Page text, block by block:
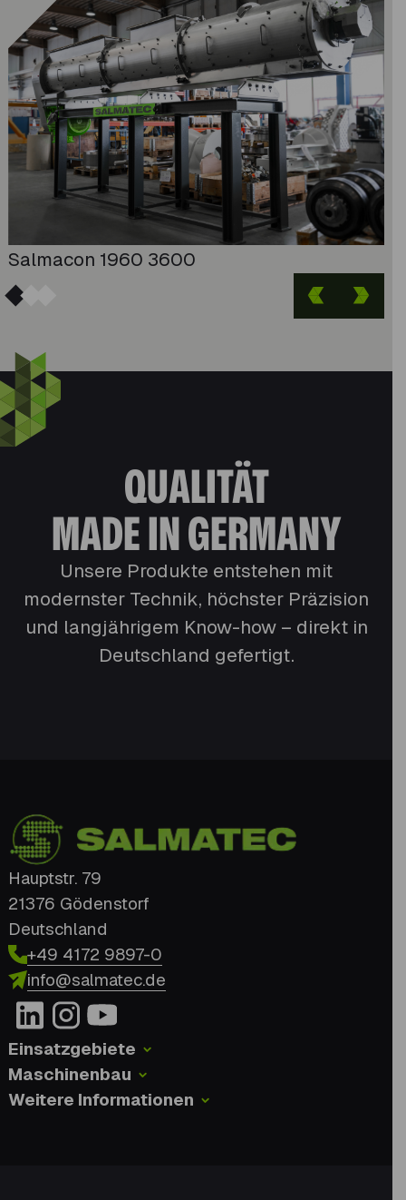
Salmacon 1960 3600
QUALITÄT
MADE IN GERMANY
Unsere Produkte entstehen mit
modernster Technik, höchster Präzision
und langjährigem Know-how – direkt in
Deutschland gefertigt.
Einsatzgebiete
Maschinenbau
Weitere Informationen
Hauptstr. 79
21376 Gödenstorf
Deutschland
+49 4172 9897-0
info@salmatec.de